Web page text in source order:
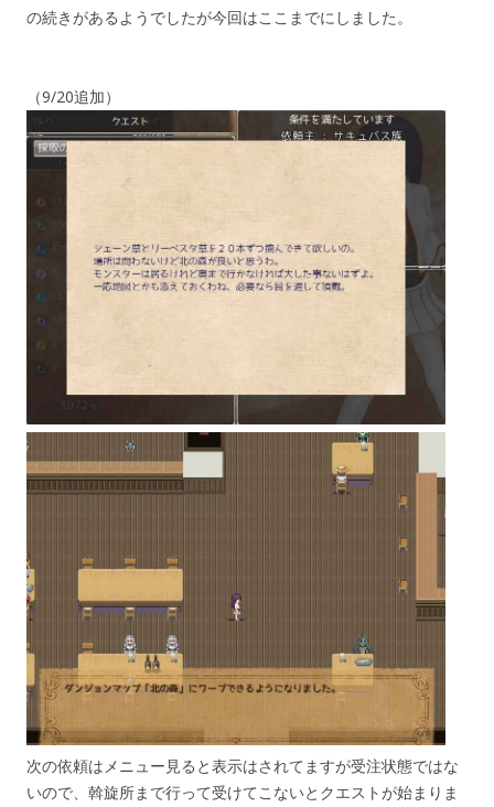
の続きがあるようでしたが今回はここまでにしました。
（9/20追加）
次の依頼はメニュー見ると表示はされてますが受注状態ではな
いので、斡旋所まで行って受けてこないとクエストが始まりま